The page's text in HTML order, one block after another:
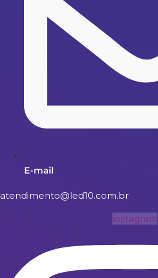
E-mail
atendimento@led10.com.br
Instagram